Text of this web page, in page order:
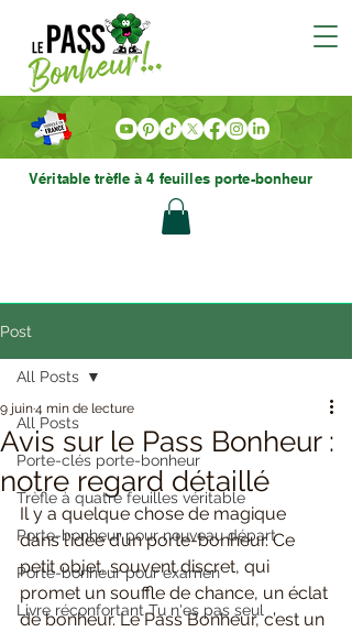
Véritable trèfle à 4 feuilles porte-bonheur
Post
All Posts
Porte-clés porte-bonheur
Trèfle à quatre feuilles véritable
Porte-bonheur pour nouveau départ
Porte-bonheur pour examen
Livre réconfortant Tu n'es pas seul
All Posts
Avis sur le Pass Bonheur :
notre regard détaillé
9 juin4 min de lecture
Il y a quelque chose de magique
dans l’idée d’un porte-bonheur. Ce
petit objet, souvent discret, qui
promet un souffle de chance, un éclat
de bonheur. Le Pass Bonheur, c’est un